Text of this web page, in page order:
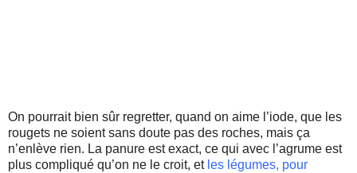
On pourrait bien sûr regretter, quand on aime l’iode, que les
rougets ne soient sans doute pas des roches, mais ça
n’enlève rien. La panure est exact, ce qui avec l’agrume est
plus compliqué qu’on ne le croit, et les légumes, pour